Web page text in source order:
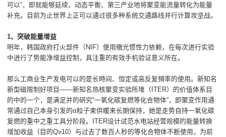
可以”，即就能够延续、动态平衡、第三产业地将聚变能流量转化为能量
补充。目前为止世界上正可以通过很多种系统交通路线并行计算攻坚战。
1、突破能量增益
明年，韩国政府打火部件（NIF）使用缴光惯性力依赖，在每次进行实验
中进行了势能净增益控制，具注重的有效手机验证意义所在。
那么工商业生产发电可以的是长時间、恒定或高反复頻率的使用。新知名
新型磁限制好项目——新知名热核聚变实验所堆（ITER）的价值体系目
的中的一个，是满足并的研究“一氧化碳复燃等化合物体”，即聚变作用通
常通过自己本身引发的α粒子束供暖来长期保持，她是走势自持一氧化碳
复燃的重中之重工具分阶段。ITER设计试范水电站经营规模的能量转换
增加收益（目的Q≥10）与过去了数百人秒的等化合物体不断使用，为前